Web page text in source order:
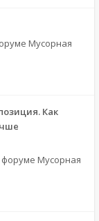
Мусорная
Как
форуме Мусорная